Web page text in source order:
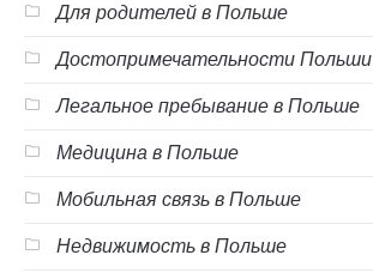
Для родителей в Польше
Достопримечательности Польши
Легальное пребывание в Польше
Медицина в Польше
Мобильная связь в Польше
Недвижимость в Польше